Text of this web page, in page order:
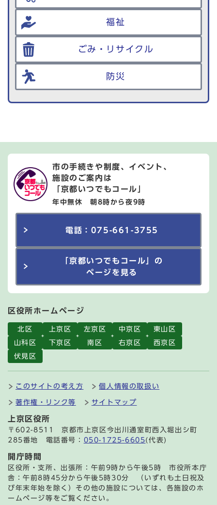
福祉
ごみ・リサイクル
防災
市の手続きや制度、イベント、
施設のご案内は
「京都いつでもコール」
年中無休 朝8時から夜9時
電話：075-661-3755
「京都いつでもコール」の
ページを見る
区役所ホームページ
北区 上京区 左京区 中京区
東山区
山科区
下京区 南区 右京区
西京区
伏見区
このサイトの考え方 個人情報の取扱い
著作権・リンク等 サイトマップ
上京区役所
〒602-8511 京都市上京区今出川通室町西入堀出シ町
285番地 電話番号： 050-1725-6605(代表)
開庁時間
区役所・支所、出張所：午前9時から午後5時 市役所本庁
舎：午前8時45分から午後5時30分 （いずれも土日祝及
び年末年始を除く）その他の施設については、各施設のホ
ームページ等をご覧ください。